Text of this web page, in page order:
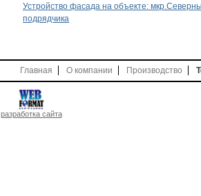
Устройство фасада на объекте:
подрядчика
Главная О компании Производство
разработка сайта